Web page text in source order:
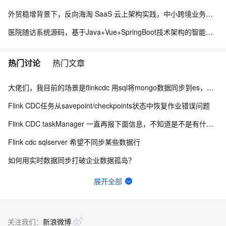
外贸稳增背景下，反向海淘 SaaS 云上架构实践，中小跨境业务如何低成本扛住流量脉冲
医院随访系统源码，基于Java+Vue+SpringBoot技术架构的智能化管理平台
热门讨论 热门文章
大佬们，我目前的场景是flinkcdc 用sql将mongo数据同步到es，有人做过这样的场景吗？
Flink CDC任务从savepoint/checkpoints状态中恢复作业错误问题
Flink CDC taskManager 一直再报下面信息，不知道是不是有什么问题？
Flink cdc sqlserver 希望不同步某些数据行
如何用实时数据同步打破企业数据孤岛？
有用flink cdc同步mysql到hive这样搞过的源码吗?
展开全部
关注我们： 新浪微博